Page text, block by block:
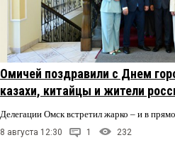
Омичей поздравили с Днем
казахи, китайцы и жители
Делегации Омск встретил жарко – и в
8 августа 12:30 1 232